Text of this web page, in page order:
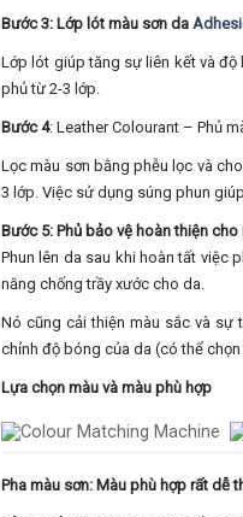
Bước 3: Lớp lót màu sơn da
Lớp lót giúp tăng sự liên kết và độ
phủ từ 2-3 lớp.
Bước 4: Leather Colourant – Phủ
Lọc màu sơn bằng phễu lọc và
3 lớp. Việc sử dụng súng phun
Bước 5: Phủ bảo vệ hoàn thiện
Phun lên da sau khi hoàn tất việc
năng chống trầy xước cho da.
Nó cũng cải thiện màu sắc và sự
chỉnh độ bóng của da (có thể
Lựa chọn màu và màu phù hợp
Pha màu sơn: Màu phù hợp rất dễ